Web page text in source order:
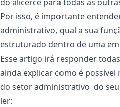
Por isso, é importante
administrativo, qual a sua
estruturado dentro de uma
Esse artigo irá responder
ainda explicar como é possível
do setor administrativo do
ler: